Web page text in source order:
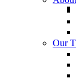
Our